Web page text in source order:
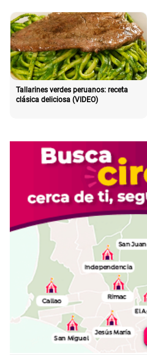
Tallarines verdes peruanos: receta
clásica deliciosa (VIDEO)